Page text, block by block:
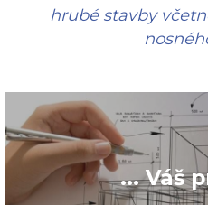
hrubé stavby
... Váš